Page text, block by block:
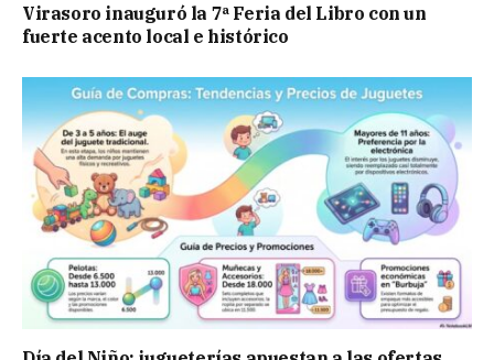
Virasoro inauguró la 7ª Feria del Libro con un
fuerte acento local e histórico